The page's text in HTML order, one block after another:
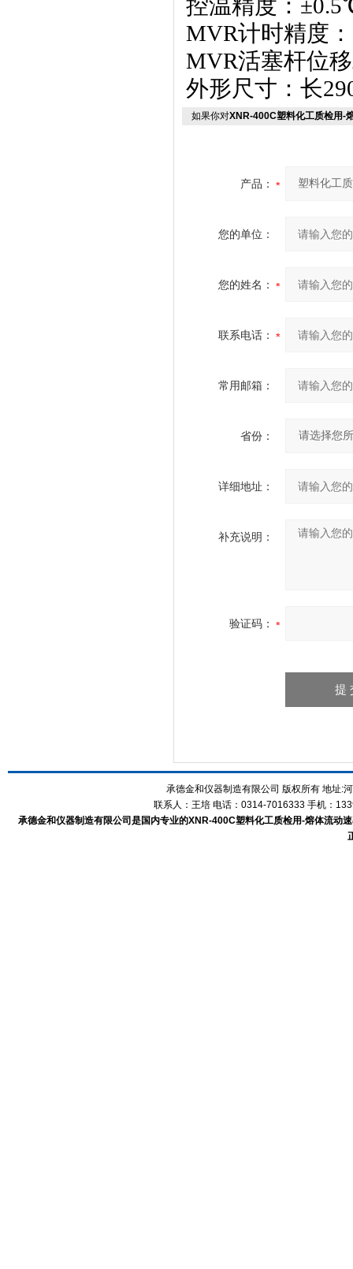
控温精度：
MVR计时精度
MVR活塞杆位
外形尺寸：长
如果你对XNR-400C塑料化工质检用-
产品：
您的单位：
您的姓名：
联系电话：
常用邮箱：
省份：
详细地址：
补充说明：
验证码：
承德金和仪器制造有限公司 版权所有 地址:
联系人：王培 电话：0314-7016333 手机：
承德金和仪器制造有限公司是国内专业的XNR-400C塑料化工质检用-熔体流动